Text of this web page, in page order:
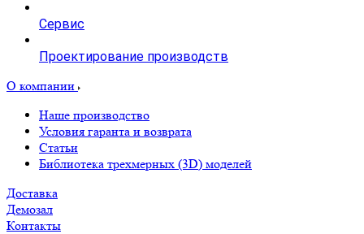
Сервис
Проектирование производств
О компании
Наше производство
Условия гаранта и возврата
Статьи
Библиотека трехмерных (3D) моделей
Доставка
Демозал
Контакты